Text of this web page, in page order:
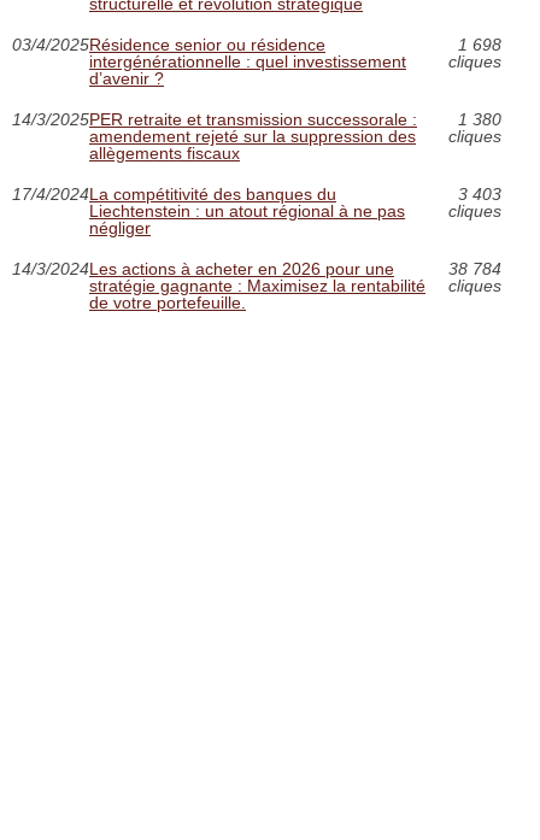
03/4/2025Résidence senior ou résidence
intergénérationnelle : quel investissement
d’avenir ?
1 698
cliques
14/3/2025PER retraite et transmission successorale :
amendement rejeté sur la suppression des
allègements fiscaux
1 380
cliques
17/4/2024La compétitivité des banques du
Liechtenstein : un atout régional à ne pas
négliger
3 403
cliques
14/3/2024Les actions à acheter en 2026 pour une
stratégie gagnante : Maximisez la rentabilité
de votre portefeuille.
38 784
cliques